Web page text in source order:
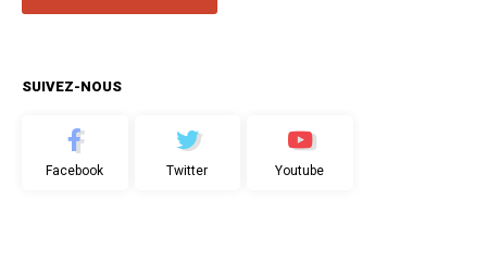
SUIVEZ-NOUS
Facebook Twitter Youtube